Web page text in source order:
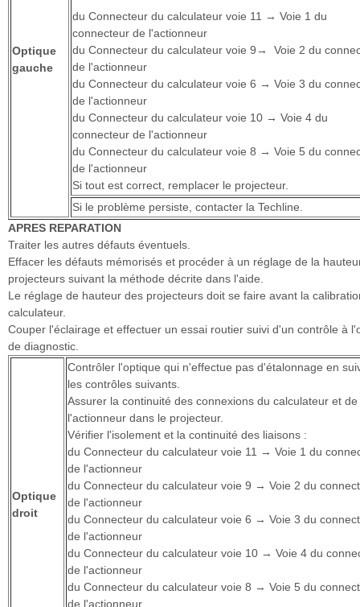
Optique
gauche
du Connecteur du calculateur voie 11 → Voie 1 du
connecteur de l'actionneur
du Connecteur du calculateur voie 9→ Voie 2 du
de l'actionneur
du Connecteur du calculateur voie 6 → Voie 3 du
de l'actionneur
du Connecteur du calculateur voie 10 → Voie 4 du
connecteur de l'actionneur
du Connecteur du calculateur voie 8 → Voie 5 du
de l'actionneur
Si tout est correct, remplacer le projecteur.
Si le problème persiste, contacter la Techline.
APRES REPARATION
Traiter les autres défauts éventuels.
Effacer les défauts mémorisés et procéder à un réglage de la
projecteurs suivant la méthode décrite dans l'aide.
Le réglage de hauteur des projecteurs doit se faire avant la
calculateur.
Couper l'éclairage et effectuer un essai routier suivi d'un contrôle à
de diagnostic.
Optique
droit
Contrôler l'optique qui n'effectue pas d'étalonnage en
les contrôles suivants.
Assurer la continuité des connexions du calculateur et de
l'actionneur dans le projecteur.
Vérifier l'isolement et la continuité des liaisons :
du Connecteur du calculateur voie 11 → Voie 1 du
de l'actionneur
du Connecteur du calculateur voie 9 → Voie 2 du
de l'actionneur
du Connecteur du calculateur voie 6 → Voie 3 du
de l'actionneur
du Connecteur du calculateur voie 10 → Voie 4 du
de l'actionneur
du Connecteur du calculateur voie 8 → Voie 5 du
de l'actionneur